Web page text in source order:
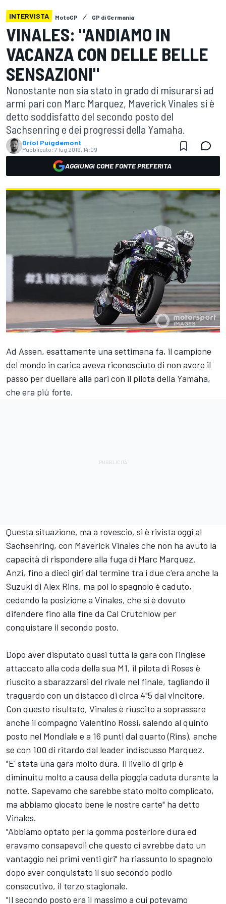
INTERVISTA MotoGP GP di Germania
VINALES: "ANDIAMO IN
VACANZA CON DELLE BELLE
SENSAZIONI"
Nonostante non sia stato in grado di misurarsi ad
armi pari con Marc Marquez, Maverick Vinales si è
detto soddisfatto del secondo posto del
Sachsenring e dei progressi della Yamaha.
Oriol Puigdemont
Pubblicato: 7 lug 2019, 14:09
AGGIUNGI COME FONTE PREFERITA
Ad Assen, esattamente una settimana fa, il campione
del mondo in carica aveva riconosciuto di non avere il
passo per duellare alla pari con il pilota della Yamaha,
che era più forte.
Questa situazione, ma a rovescio, si è rivista oggi al
Sachsenring, con Maverick Vinales che non ha avuto la
capacità di rispondere alla fuga di Marc Marquez.
Anzi, fino a dieci giri dal termine tra i due c'era anche la
Suzuki di Alex Rins, ma poi lo spagnolo è caduto,
cedendo la posizione a Vinales, che si è dovuto
difendere fino alla fine da Cal Crutchlow per
conquistare il secondo posto.
Dopo aver disputato quasi tutta la gara con l'inglese
attaccato alla coda della sua M1, il pilota di Roses è
riuscito a sbarazzarsi del rivale nel finale, tagliando il
traguardo con un distacco di circa 4"5 dal vincitore.
Con questo risultato, Vinales è riuscito a soprassare
anche il compagno Valentino Rossi, salendo al quinto
posto nel Mondiale e a 16 punti dal quarto (Rins), anche
se con 100 di ritardo dal leader indiscusso Marquez.
"E' stata una gara molto dura. Il livello di grip è
diminuitu molto a causa della pioggia caduta durante la
notte. Sapevamo che sarebbe stato molto complicato,
ma abbiamo giocato bene le nostre carte" ha detto
Vinales.
"Abbiamo optato per la gomma posteriore dura ed
eravamo consapevoli che questo ci avrebbe dato un
vantaggio nei primi venti giri" ha riassunto lo spagnolo
dopo aver conquistato il suo secondo podio
consecutivo, il terzo stagionale.
"Il secondo posto era il massimo a cui potevamo